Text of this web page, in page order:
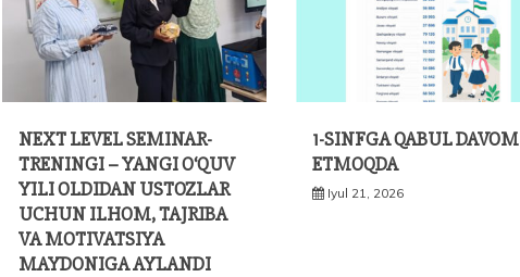
NEXT LEVEL SEMINAR-
TRENINGI – YANGI O‘QUV
YILI OLDIDAN USTOZLAR
UCHUN ILHOM, TAJRIBA
VA MOTIVATSIYA
MAYDONIGA AYLANDI
1-SINFGA QABUL DAVOM
ETMOQDA
Iyul 21, 2026